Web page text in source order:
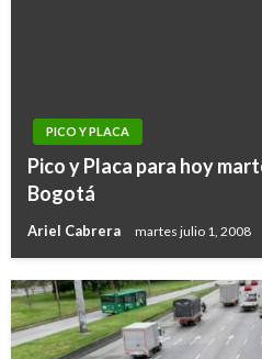
PICO Y PLACA
Pico y Placa para hoy
Bogotá
Ariel Cabrera martes julio 1, 2008